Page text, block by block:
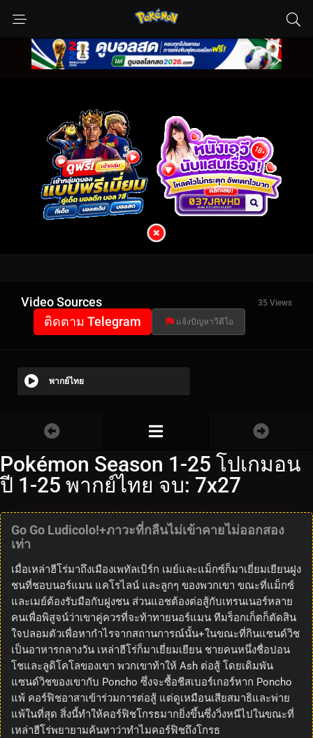
Video Sources 35 Views
ติดตาม Telegram แจ้งปัญหาวีดีโอ
พากย์ไทย
Pokémon Season 1-25 โปเกมอน
ปี 1-25 พากย์ไทย จบ: 7x27
Go Go Ludicolo!+ภาวะที่กลืนไม่เข้าคายไม่ออกสอง
เท่า
เมื่อเหล่าฮีโร่มาถึงเมืองเพทัลเบิร์ก เมย์และแม็กซ์ก็มาเยี่ยมเยียนฝูง
ชนที่ชอบนอร์แมน แคโรไลน์ และลูกๆ ของพวกเขา ขณะที่แม็กซ์
และเมย์ต้องรับมือกับฝูงชน ส่วนแอชต้องต่อสู้กับเทรนเนอร์หลาย
คนเพื่อพิสูจน์ว่าเขาคู่ควรที่จะท้าทายนอร์แมน ทีมร็อกเก็ตก็ตัดสิน
ใจปลอมตัวเพื่อหากำไรจากสถานการณ์นั้น+ในขณะที่กินแซนด์วิช
เป็นอาหารกลางวัน เหล่าฮีโร่ก็มาเยี่ยมเยียน ชายคนหนึ่งชื่อปอน
โชและลูดิโคโลของเขา พวกเขาท้าให้ Ash ต่อสู้ โดยเดิมพัน
แซนด์วิชของเขากับ Poncho ซึ่งจะซื้อชีสเบอร์เกอร์หาก Poncho
แพ้ คอร์ฟิชอาสาเข้าร่วมการต่อสู้ แต่ดูเหมือนเสียสมาธิและพ่าย
แพ้ในที่สุด สิ่งนี้ทำให้คอร์ฟิชโกรธมากยิ่งขึ้นซึ่งวิ่งหนีไปในขณะที่
เหล่าฮีโร่พยายามค้นหาว่าทำไมคอร์ฟิชถึงโกรธ